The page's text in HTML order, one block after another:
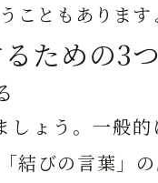
こともあります
ための3
しょう。一般
結びの言葉」